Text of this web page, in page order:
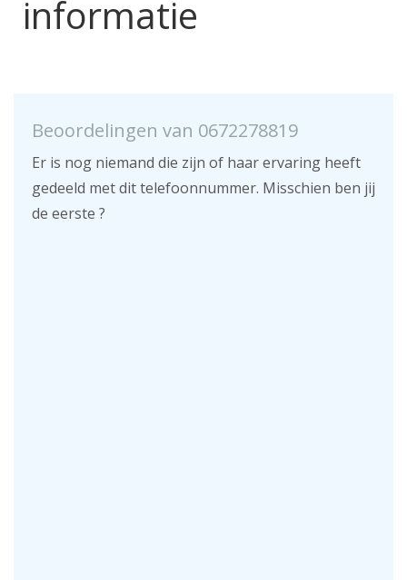
informatie
Beoordelingen van 0672278819
Er is nog niemand die zijn of haar ervaring heeft
gedeeld met dit telefoonnummer. Misschien ben jij
de eerste ?